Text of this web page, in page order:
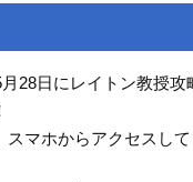
月28日にレイトン教授
スマホからアクセスし